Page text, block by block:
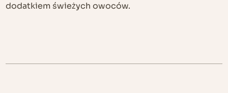
dodatkiem świeżych owoców.